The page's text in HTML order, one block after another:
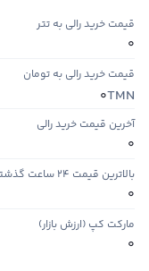
قیمت خرید رالی به تتر
0
قیمت خرید رالی به تومان
TMN
0
آخرین قیمت خرید رالی
0
بالاترین قیمت ۲۴ ساعت گذشته
0
مارکت کپ (ارزش بازار)
0